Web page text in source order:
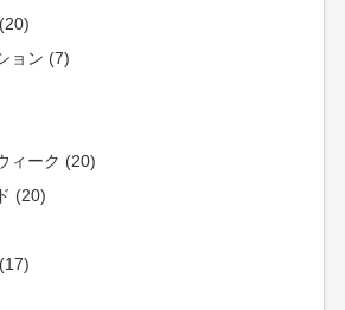
ョン (7)
ィーク (20)
(20)